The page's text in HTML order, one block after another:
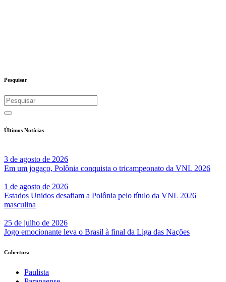
Pesquisar
Últimos Notícias
3 de agosto de 2026
Em um jogaço, Polônia conquista o tricampeonato da VNL 2026
1 de agosto de 2026
Estados Unidos desafiam a Polônia pelo título da VNL 2026
masculina
25 de julho de 2026
Jogo emocionante leva o Brasil à final da Liga das Nações
Cobertura
Paulista